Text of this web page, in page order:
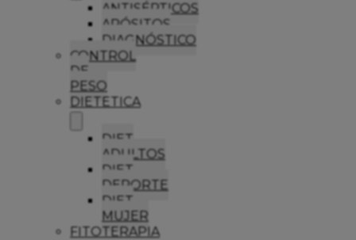
ANTISÉPTICOS
APÓSITOS
DIAGNÓSTICO
CONTROL
DE
PESO
DIETETICA
DIET
ADULTOS
DIET
DEPORTE
DIET
MUJER
FITOTERAPIA